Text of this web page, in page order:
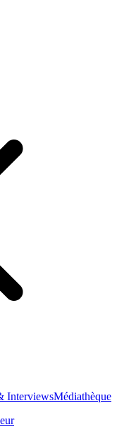
InterviewsMédiathèque